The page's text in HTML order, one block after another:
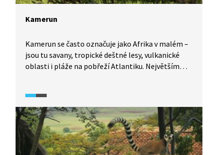
Kamerun
Kamerun se často označuje jako Afrika v malém –
jsou tu savany, tropické deštné lesy, vulkanické
oblasti i pláže na pobřeží Atlantiku. Největším